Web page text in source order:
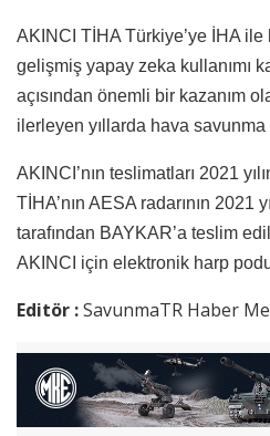
AKINCI TİHA Türkiye’ye İHA
gelişmiş yapay zeka kullanımı
açısından önemli bir kazanım
ilerleyen yıllarda hava
AKINCI’nın teslimatları 2021
TİHA’nın AESA radarının 2021
tarafından BAYKAR’a teslim
AKINCI için elektronik harp podu
Editör :SavunmaTR Haber